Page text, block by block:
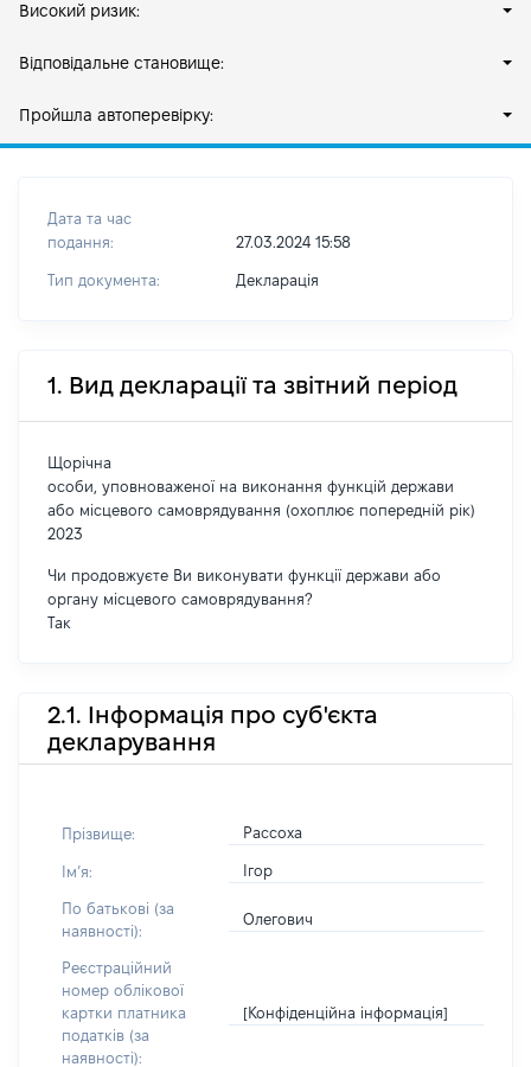
Високий ризик:
Відповідальне становище:
Пройшла автоперевірку:
Дата та час
подання:
27.03.2024 15:58
Тип документа: Декларація
1. Вид декларації та звітний період
Щорічна
особи, уповноваженої на виконання функцій держави
або місцевого самоврядування (охоплює попередній рік)
2023
Чи продовжуєте Ви виконувати функції держави або
органу місцевого самоврядування?
Так
2.1. Інформація про суб'єкта
декларування
Прізвище: Рассоха
Імʼя: Ігор
По батькові (за
наявності):
Олегович
Реєстраційний
номер облікової
картки платника
податків (за
наявності):
[Конфіденційна інформація]